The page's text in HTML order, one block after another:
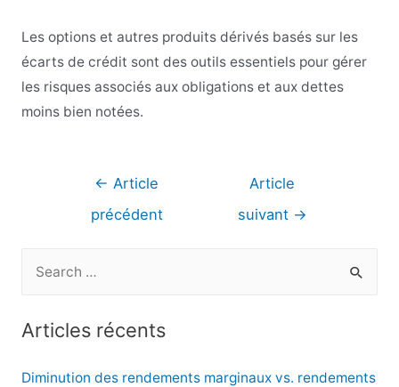
Les options et autres produits dérivés basés sur les
écarts de crédit sont des outils essentiels pour gérer
les risques associés aux obligations et aux dettes
moins bien notées.
Navigation
l’article
← Article
précédent
Article
suivant →
e
Articles récents
Diminution des rendements marginaux vs. rendements